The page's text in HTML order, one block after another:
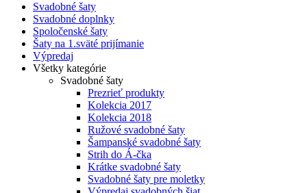
Svadobné šaty
Svadobné doplnky
Spoločenské šaty
Šaty na 1.sväté prijímanie
Výpredaj
Všetky kategórie
Svadobné šaty
Prezrieť produkty
Kolekcia 2017
Kolekcia 2018
Ružové svadobné šaty
Šampanské svadobné šaty
Strih do Á-čka
Krátke svadobné šaty
Svadobné šaty pre moletky